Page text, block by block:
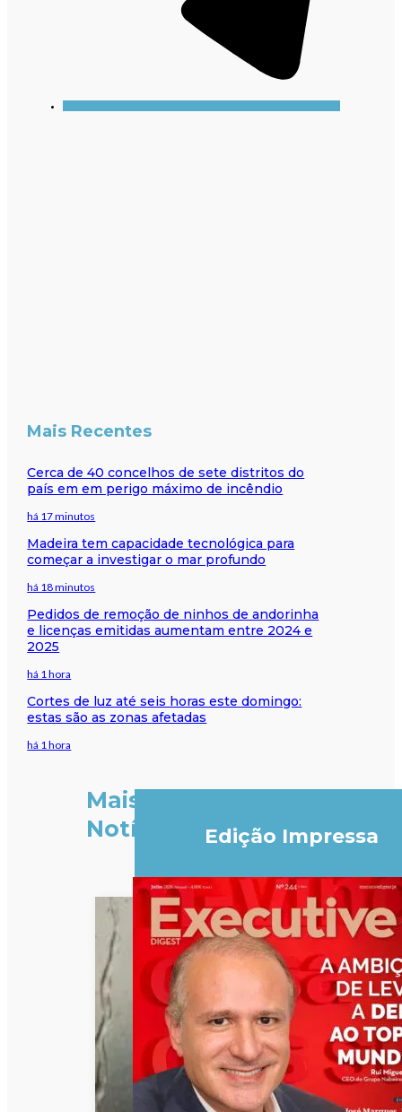
Mais Recentes
Cerca de 40 concelhos de sete distritos do
país em em perigo máximo de incêndio
há 17 minutos
Madeira tem capacidade tecnológica para
começar a investigar o mar profundo
há 18 minutos
Pedidos de remoção de ninhos de andorinha
e licenças emitidas aumentam entre 2024 e
2025
há 1 hora
Cortes de luz até seis horas este domingo:
estas são as zonas afetadas
há 1 hora
Mais
Notícias
Edição Impressa